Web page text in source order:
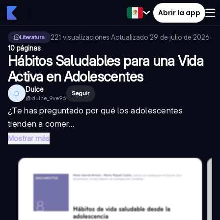
Abrir la app
Literatura 221 visualizaciones·Actualizado 29 de julio de 2026·
10 páginas
Hábitos Saludables para una Vida
Activa en Adolescentes
D Dulce
@dulce_9ve96
Seguir
¿Te has preguntado por qué los adolescentes
tienden a comer...
Mostrar más